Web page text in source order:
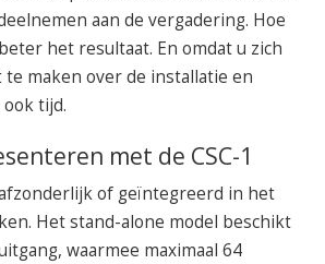
aan de vergadering. Hoe
het resultaat. En omdat u zich
maken over de installatie en
tijd.
met de CSC-1
afzonderlijk of geïntegreerd in het
Het stand-alone model beschikt
waarmee maximaal 64